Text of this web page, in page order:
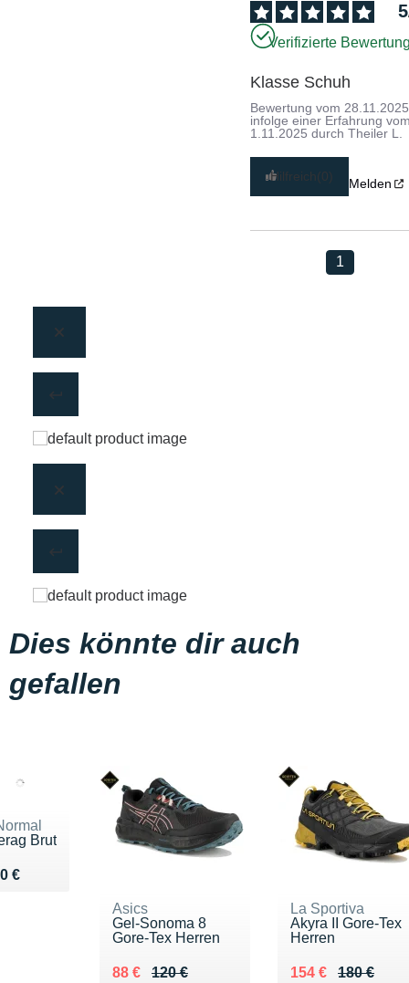
5
Verifizierte
Klasse Schuh
Bewertung vom 28.11.2025
infolge einer Erfahrung
1.11.2025 durchTheiler L.
Hilfreich(0) Melden
1
Dies könnte dir auch
gefallen
Brut
€ 200 €
Asics
Gel-Sonoma 8
Gore-Tex Herren
120 €
Au lieu de 120 €
88 €
Vendu 88 €
La Sportiva
Akyra II Gore-Tex
Herren
180 €
Au lieu de 180 €
154 €
Vendu 154 €